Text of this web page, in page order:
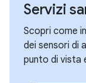
Servizi
Scopri come
dei sensori di
punto di vista